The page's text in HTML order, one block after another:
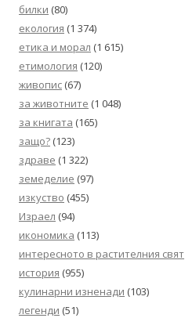
билки (80)
екология (1 374)
етика и морал (1 615)
етимология (120)
живопис (67)
за животните (1 048)
за книгата (165)
защо? (123)
здраве (1 322)
земеделие (97)
изкуство (455)
Израел (94)
икономика (113)
интересното в растителния свят
история (955)
кулинарни изненади (103)
легенди (51)